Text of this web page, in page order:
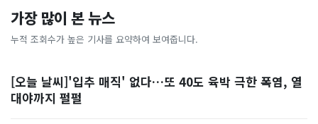
가장 많이 본 뉴스
누적 조회수가 높은 기사를 요약하여 보여줍니다.
[오늘 날씨]'입추 매직' 없다…또 40도 육박 극한 폭염, 열
대야까지 펄펄